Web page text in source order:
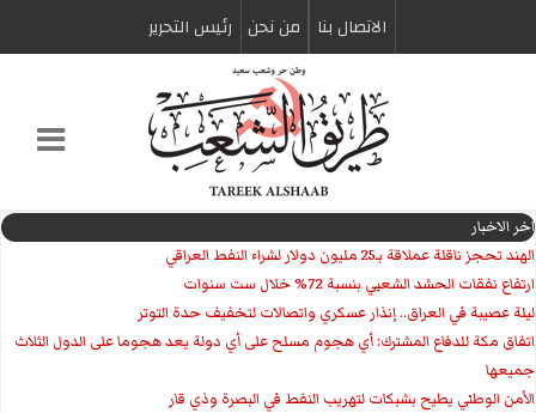
الاتصال بنا من نحن رئیس التحریر
اخر الاخبار
الهند تحجز ناقلة عملاقة بـ25 مليون دولار لشراء النفط العراقي
ارتفاع نفقات الحشد الشعبي بنسبة 72% خلال ست سنوات
ليلة عصيبة في العراق.. إنذار عسكري واتصالات لتخفيف حدة التوتر
‏اتفاق مكة للدفاع المشترك: أي هجوم مسلح على أي دولة يعد هجوما على الدول الثلاث
جميعها
الأمن الوطني يطيح بشبكات لتهريب النفط في البصرة وذي قار